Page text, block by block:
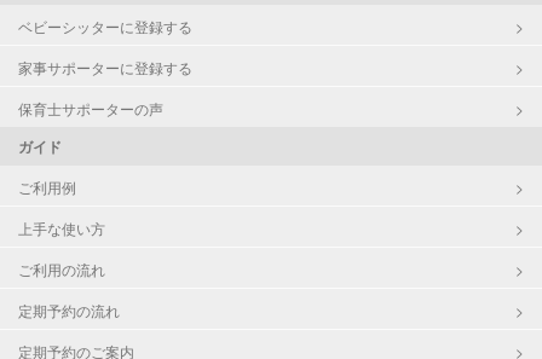
ベビーシッターに登録する
家事サポーターに登録する
保育士サポーターの声
ガイド
ご利用例
上手な使い方
ご利用の流れ
定期予約の流れ
定期予約のご案内